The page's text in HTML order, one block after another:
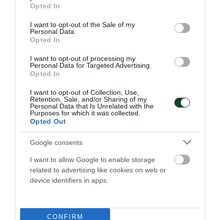
use your data for below specified purposes in below Google
consent section.
Opted In
I want to opt-out of the Sale of my
Personal Data.
Opted In
I want to opt-out of processing my
Personal Data for Targeted Advertising.
Opted In
I want to opt-out of Collection, Use,
Retention, Sale, and/or Sharing of my
Personal Data that Is Unrelated with the
Purposes for which it was collected.
Opted Out
Google consents
I want to allow Google to enable storage
related to advertising like cookies on web or
device identifiers in apps.
CONFIRM
26.06.2026 ΚΟΛΥΜΒΗΣΗ
ΤΕΛΕΥΤΑΙΑ ΝΕΑ